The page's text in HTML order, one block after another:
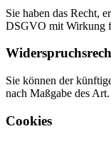
Sie haben das Recht,
DSGVO mit Wirkung
Sie können der
nach Maßgabe des
Cookies